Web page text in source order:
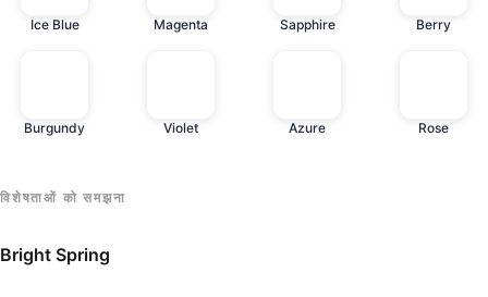
Ice Blue Magenta Sapphire Berry
Burgundy Violet Azure Rose
विशेषताओं को समझना
Bright Spring